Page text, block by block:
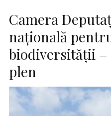
Camera
naţională
biodiversităţii –
plen